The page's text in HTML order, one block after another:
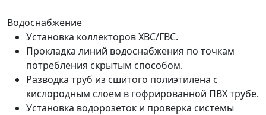
Водоснабжение
Установка коллекторов ХВС/ГВС.
Прокладка линий водоснабжения по точкам
потребления скрытым способом.
Разводка труб из сшитого полиэтилена с
кислородным слоем в гофрированной ПВХ трубе.
Установка водорозеток и проверка системы